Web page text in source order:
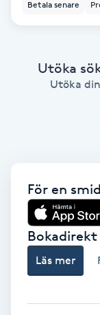
Babylights
Barber
Barnklippning
Betala senare
Utöka
Utöka
För en
Läs mer